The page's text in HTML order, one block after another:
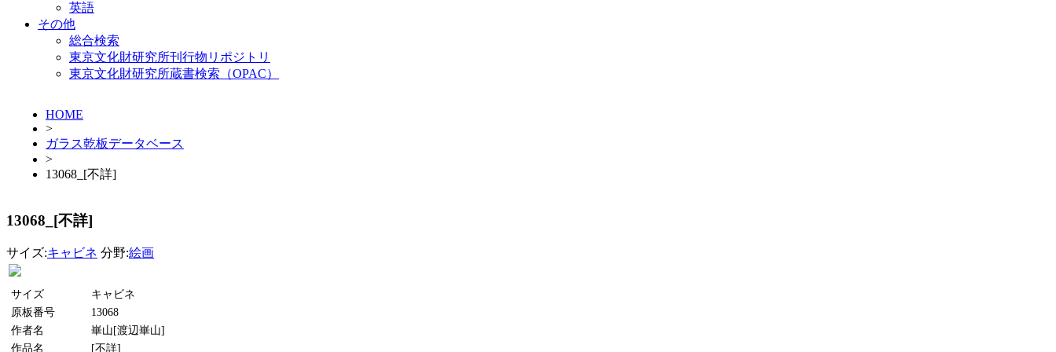
英語
その他
総合検索
東京文化財研究所刊行物リポジトリ
東京文化財研究所蔵書検索（OPAC）
HOME
>
ガラス乾板データベース
>
13068_[不詳]
13068_[不詳]
サイズ:キャビネ 分野:絵画
サイズ
キャビネ
原板番号
13068
作者名
崋山[渡辺崋山]
作品名
[不詳]